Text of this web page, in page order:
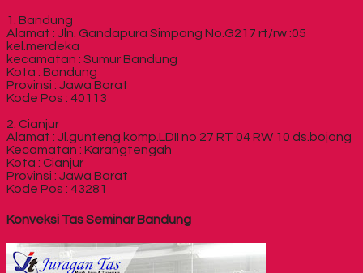
1. Bandung
Alamat : Jln. Gandapura Simpang No.G217 rt/rw :05
kel.merdeka
kecamatan : Sumur Bandung
Kota : Bandung
Provinsi : Jawa Barat
Kode Pos : 40113
2. Cianjur
Alamat : Jl.gunteng komp.LDII no 27 RT 04 RW 10 ds.bojong
Kecamatan : Karangtengah
Kota : Cianjur
Provinsi : Jawa Barat
Kode Pos : 43281
Konveksi Tas Seminar Bandung